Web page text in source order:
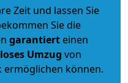
Zeit und lassen Sie
Sie die
garantiert einen
Umzug von
ermöglichen können.